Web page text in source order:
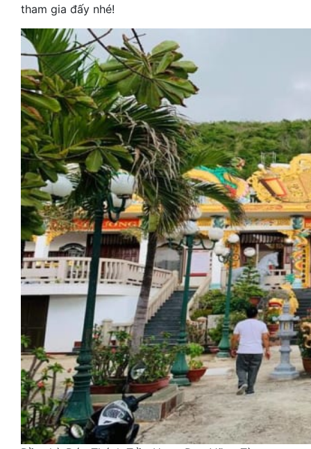
tham gia đấy nhé!